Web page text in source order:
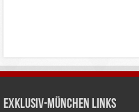
Exklusiv-München Links